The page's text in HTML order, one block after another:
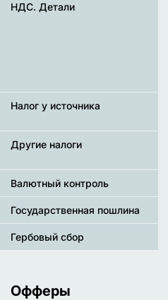
НДС. Детали
Налог у источника
Другие налоги
Валютный контроль
Государственная пошлина
Гербовый сбор
Офферы